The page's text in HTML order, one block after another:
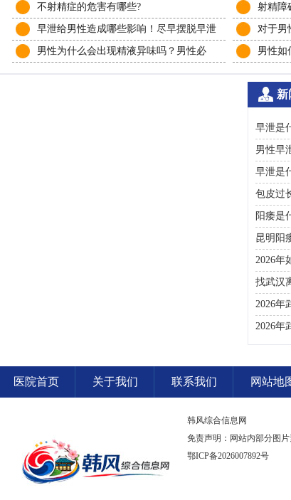
不射精症的危害有哪些? 射精障
早泄给男性造成哪些影响！尽早摆脱早泄
的苦恼！
对于男
识！
男性为什么会出现精液异味吗？男性必
知！
男性如
治疗！
新
早泄是
男性早
早泄是
包皮过
阳痿是
昆明阳
2026年
咨询到
找武汉
彩礼返
2026年
分割、
2026年
键要点
医院首页 关于我们 联系我们 网站地
韩风综合信息网
免责声明：网站内部分图
鄂ICP备2026007892号